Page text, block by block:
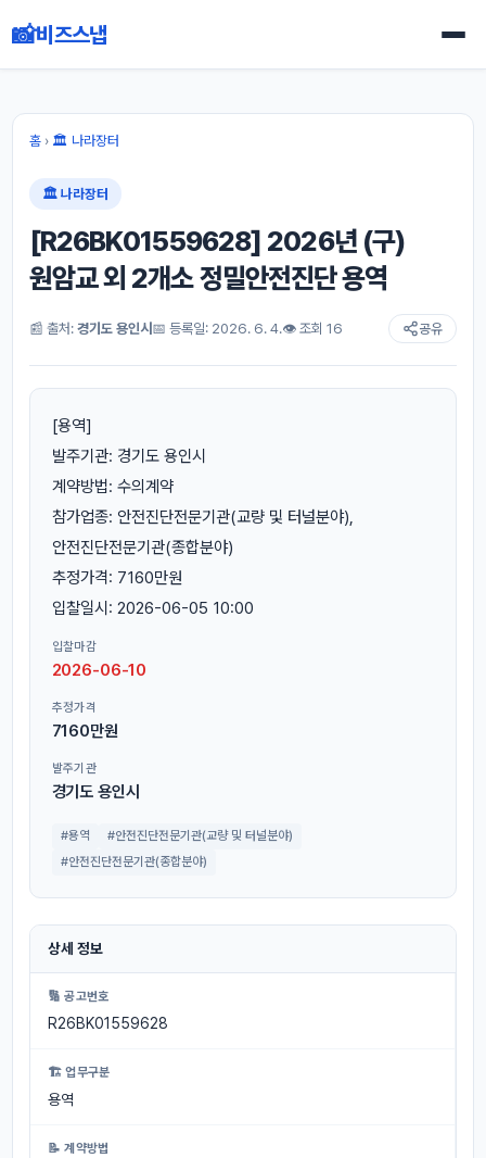
📸비즈스냅
홈› 🏛 나라장터
🏛 나라장터
[R26BK01559628] 2026년 (구)
원암교 외 2개소 정밀안전진단 용역
📰 출처: 경기도 용인시📅 등록일: 2026. 6. 4.👁 조회 16 공유
[용역]
발주기관: 경기도 용인시
계약방법: 수의계약
참가업종: 안전진단전문기관(교량 및 터널분야),
안전진단전문기관(종합분야)
추정가격: 7160만원
입찰일시: 2026-06-05 10:00
입찰마감
2026-06-10
추정가격
7160만원
발주기관
경기도 용인시
#용역
#안전진단전문기관(교량 및 터널분야)
#안전진단전문기관(종합분야)
상세 정보
🔢 공고번호
R26BK01559628
🏗 업무구분
용역
📝 계약방법